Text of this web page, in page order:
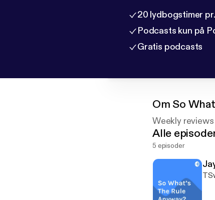
20 lydbogstimer
Podcasts kun på
Gratis podcasts
Om So
Weekly
Alle
5 episoder